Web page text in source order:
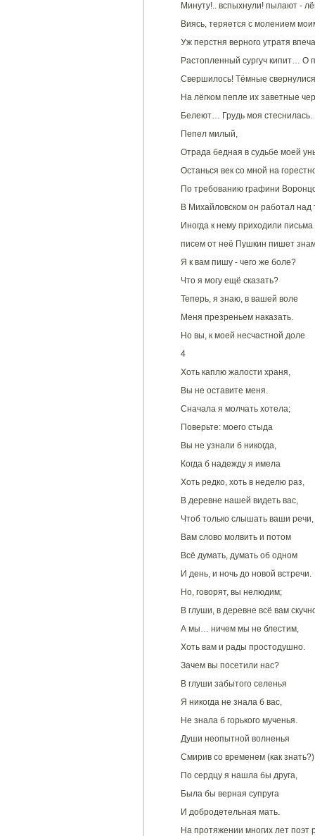
Минуту!.. вспыхнули! пылают -
Виясь, теряется с молением
Уж перстня верного утратя
Растопленный сургуч кипит… О
Свершилось! Тёмные
На лёгком пепле их заветные
Белеют… Грудь моя стеснилась.
Пепел милый,
Отрада бедная в судьбе моей
Останься век со мной на
По требованию графини
В Михайловском он работал над
Иногда к нему приходили
писем от неё Пушкин пишет
Я к вам пишу - чего же боле?
Что я могу ещё сказать?
Теперь, я знаю, в вашей воле
Меня презреньем наказать.
Но вы, к моей несчастной доле
4
Хоть каплю жалости храня,
Вы не оставите меня.
Сначала я молчать хотела;
Поверьте: моего стыда
Вы не узнали б никогда,
Когда б надежду я имела
Хоть редко, хоть в неделю раз,
В деревне нашей видеть вас,
Чтоб только слышать ваши речи,
Вам слово молвить и потом
Всё думать, думать об одном
И день, и ночь до новой встречи.
Но, говорят, вы нелюдим;
В глуши, в деревне всё вам
А мы… ничем мы не блестим,
Хоть вам и рады простодушно.
Зачем вы посетили нас?
В глуши забытого селенья
Я никогда не знала б вас,
Не знала б горького мученья.
Души неопытной волненья
Смирив со временем (как
По сердцу я нашла бы друга,
Была бы верная супруга
И добродетельная мать.
На протяжении многих лет поэт